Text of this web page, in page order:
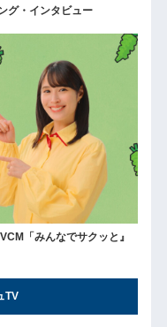
グ・インタビュー
「みんなでサクッと』
TV